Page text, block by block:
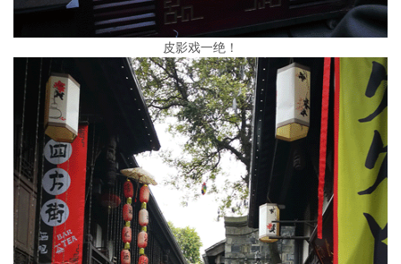
皮影戏一绝！